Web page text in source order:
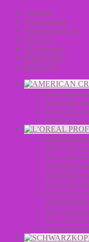
Главная
О компании
Производители
Отзывы
Оптовикам
Карта сайта
Контакты
Уход за
Средства
Средства
Косметика и
Hair Color
Уход за
Средства
Продукция
Средства
Средства
Уход за
Уход за